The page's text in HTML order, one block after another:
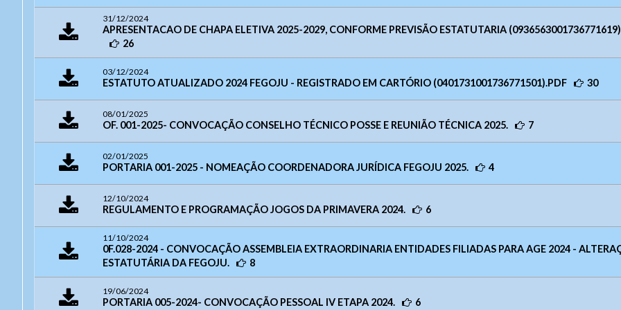
31/12/2024
APRESENTACAO DE CHAPA ELETIVA 2025-2029, CONFORME PREVISÃO ESTATUTARIA
26
03/12/2024
ESTATUTO ATUALIZADO 2024 FEGOJU - REGISTRADO EM CARTÓRIO (0401731001736771501).PDF 30
08/01/2025
OF. 001-2025- CONVOCAÇÃO CONSELHO TÉCNICO POSSE E REUNIÃO TÉCNICA 2025. 7
02/01/2025
PORTARIA 001-2025 - NOMEAÇÃO COORDENADORA JURÍDICA FEGOJU 2025. 4
12/10/2024
REGULAMENTO E PROGRAMAÇÃO JOGOS DA PRIMAVERA 2024. 6
11/10/2024
0F.028-2024 - CONVOCAÇÃO ASSEMBLEIA EXTRAORDINARIA ENTIDADES FILIADAS PARA AGE 2024 -
ESTATUTÁRIA DA FEGOJU.
8
19/06/2024
PORTARIA 005-2024- CONVOCAÇÃO PESSOAL IV ETAPA 2024. 6
Layout
- Para alterar a cor do layout de escuro para claro e vice versa clique nos
Horário de funcionamento:Das 14h00 às 18h00
0349
Enviar